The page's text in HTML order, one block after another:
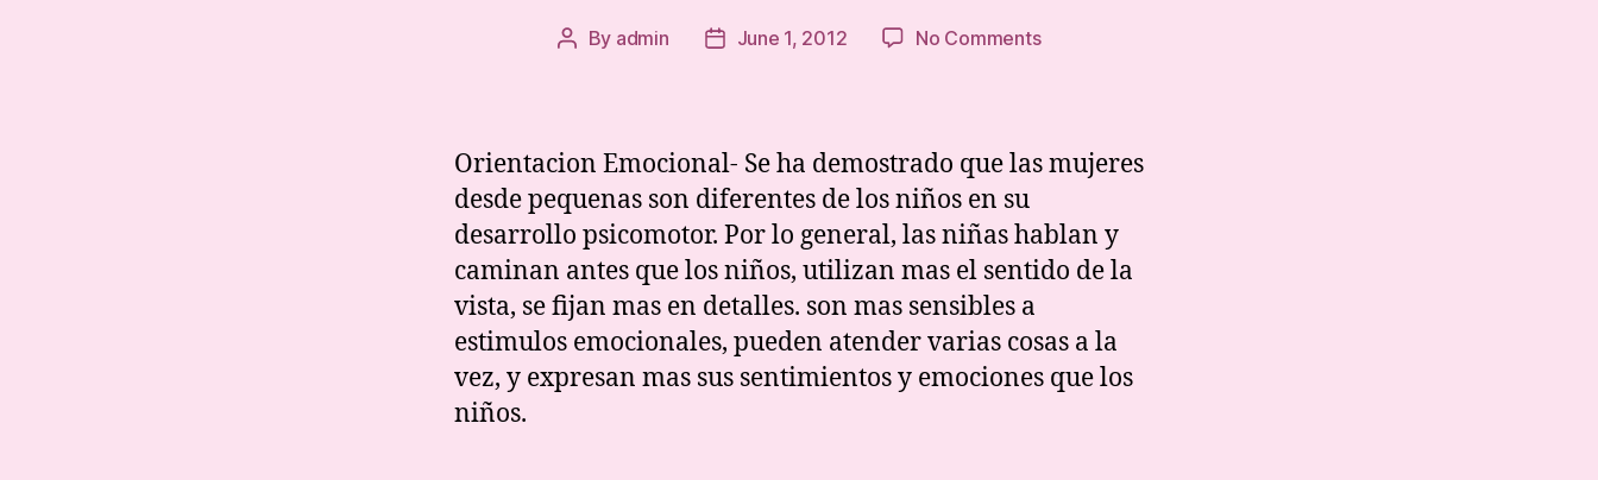
Post
By admin
PostJune 1, 2012 No Commentson
Orientacion Emocional- Se ha demostrado que las mujeres
desde pequenas son diferentes de los niños en su
desarrollo psicomotor. Por lo general, las niñas hablan y
caminan antes que los niños, utilizan mas el sentido de la
vista, se fijan mas en detalles. son mas sensibles a
estimulos emocionales, pueden atender varias cosas a la
vez, y expresan mas sus sentimientos y emociones que los
niños.